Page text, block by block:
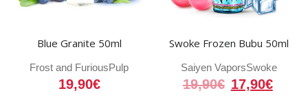
Blue Granite 50ml
Frost and FuriousPulp
19,90€
Swoke Frozen Bubu 50ml
Saiyen VaporsSwoke
19,90€ Le
17,90€